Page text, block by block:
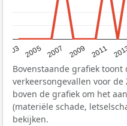
2003 2005 2007 2009 2011
Bovenstaande grafiek
verkeersongevallen voor
boven de grafiek om het
(materiële schade,
bekijken.